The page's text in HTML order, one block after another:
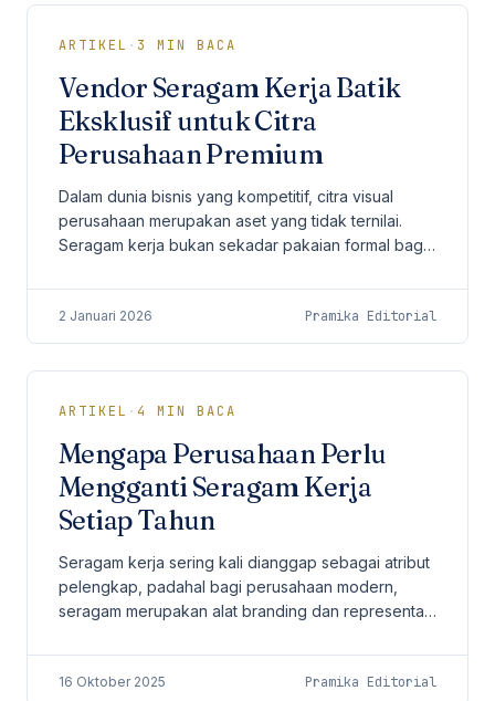
ARTIKEL · 3 MIN BACA
Vendor Seragam Kerja Batik
Eksklusif untuk Citra
Perusahaan Premium
Dalam dunia bisnis yang kompetitif, citra visual
perusahaan merupakan aset yang tidak ternilai.
Seragam kerja bukan sekadar pakaian formal bagi
2 Januari 2026 Pramika Editorial
ARTIKEL ·4 MIN BACA
Mengapa Perusahaan Perlu
Mengganti Seragam Kerja
Setiap Tahun
Seragam kerja sering kali dianggap sebagai atribut
pelengkap, padahal bagi perusahaan modern,
seragam merupakan alat branding dan representasi
jahitan,...
16 Oktober 2025 Pramika Editorial